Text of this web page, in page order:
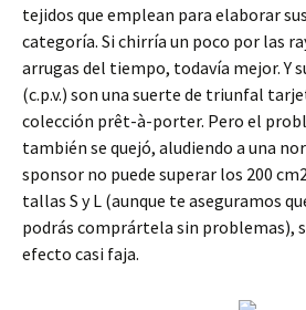
tejidos que emplean para elaborar
categoría. Si chirría un poco por las
arrugas del tiempo, todavía mejor. Y
(c.p.v.) son una suerte de triunfal
colección prêt-à-porter. Pero el
también se quejó, aludiendo a una
sponsor no puede superar los 200
tallas S y L (aunque te aseguramos
podrás comprártela sin problemas),
efecto casi faja.